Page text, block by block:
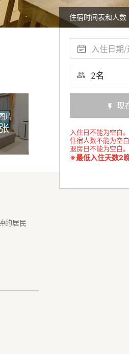
住宿时间表和人数
入住日期/
现
入住日不能为空白。
住宿人数不能为空白
退房日不能为空白。
※最低入住天数2
片
的居民
水果蔬
日式居酒
业设施。